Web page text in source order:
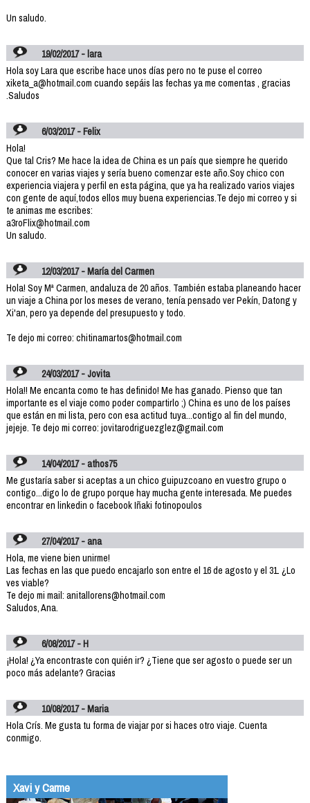
Un saludo.
19/02/2017 - lara
Hola soy Lara que escribe hace unos días pero no te puse el correo
xiketa_a@hotmail.com cuando sepáis las fechas ya me comentas , gracias
.Saludos
6/03/2017 - Felix
Hola!
Que tal Cris? Me hace la idea de China es un país que siempre he querido
conocer en varias viajes y sería bueno comenzar este año.Soy chico con
experiencia viajera y perfil en esta página, que ya ha realizado varios viajes
con gente de aquí,todos ellos muy buena experiencias.Te dejo mi correo y si
te animas me escribes:
a3roFlix@hotmail.com
Un saludo.
12/03/2017 - María del Carmen
Hola! Soy Mª Carmen, andaluza de 20 años. También estaba planeando hacer
un viaje a China por los meses de verano, tenía pensado ver Pekín, Datong y
Xi'an, pero ya depende del presupuesto y todo.
Te dejo mi correo: chitinamartos@hotmail.com
24/03/2017 - Jovita
Hola!! Me encanta como te has definido! Me has ganado. Pienso que tan
importante es el viaje como poder compartirlo ;) China es uno de los países
que están en mi lista, pero con esa actitud tuya...contigo al fin del mundo,
jejeje. Te dejo mi correo: jovitarodriguezglez@gmail.com
14/04/2017 - athos75
Me gustaría saber si aceptas a un chico guipuzcoano en vuestro grupo o
contigo...digo lo de grupo porque hay mucha gente interesada. Me puedes
encontrar en linkedin o facebook Iñaki fotinopoulos
27/04/2017 - ana
Hola, me viene bien unirme!
Las fechas en las que puedo encajarlo son entre el 16 de agosto y el 31. ¿Lo
ves viable?
Te dejo mi mail: anitallorens@hotmail.com
Saludos, Ana.
6/08/2017 - H
¡Hola! ¿Ya encontraste con quién ir? ¿Tiene que ser agosto o puede ser un
poco más adelante? Gracias
10/08/2017 - Maria
Hola Crís. Me gusta tu forma de viajar por si haces otro viaje. Cuenta
conmigo.
Xavi y Carme